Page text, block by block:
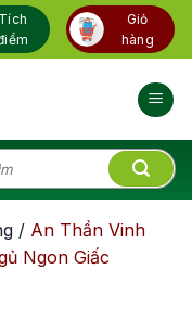
Tích
Giỏ
hàng
/ An Thần Vinh
Ngon Giấc